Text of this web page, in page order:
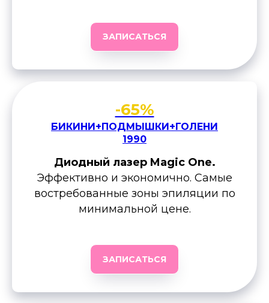
ЗАПИСАТЬСЯ
-65%
БИКИНИ+ПОДМЫШКИ+ГОЛЕНИ
1990
Диодный лазер Magic One.
Эффективно и экономично. Самые
востребованные зоны эпиляции по
минимальной цене.
ЗАПИСАТЬСЯ